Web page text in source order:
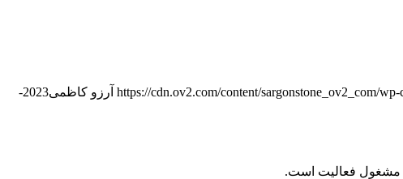
https://cdn.ov2.com/content/sargonstone_ov2_com/ آرزو کاظمی
2023-